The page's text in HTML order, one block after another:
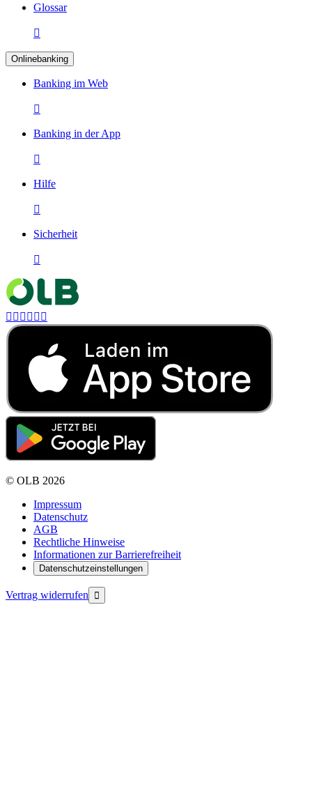
Glossar

Onlinebanking
Banking im Web

Banking in der App

Hilfe

Sicherheit

     
© OLB 2026
Impressum
Datenschutz
AGB
Rechtliche Hinweise
Informationen zur Barrierefreiheit
Datenschutzeinstellungen
Vertrag widerrufen 